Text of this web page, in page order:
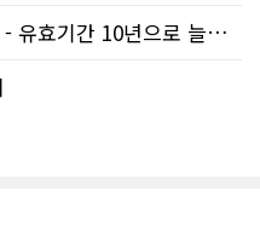
캐나다 여권 갱신 시 유의 사항 - 유효기간 10년으로 늘어나 편리